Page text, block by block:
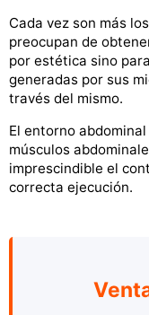
Cada vez son más
preocupan de
por estética sino
generadas por sus
través del mismo.
El entorno
músculos
imprescindible el
correcta ejecución.